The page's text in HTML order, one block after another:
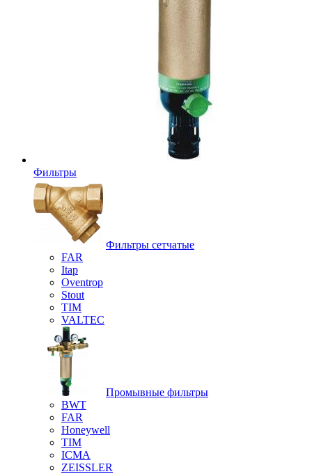
Фильтры
Фильтры сетчатые
FAR
Itap
Oventrop
Stout
TIM
VALTEC
Промывные фильтры
BWT
FAR
Honeywell
TIM
ICMA
ZEISSLER